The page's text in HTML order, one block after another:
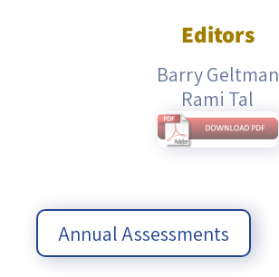
Annual Assessments
Editors
Barry Geltman
Rami Tal